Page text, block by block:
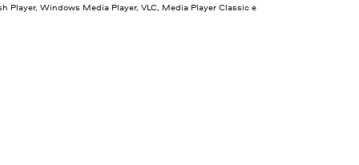
Player, Windows Media Player, VLC, Media Player Classic e